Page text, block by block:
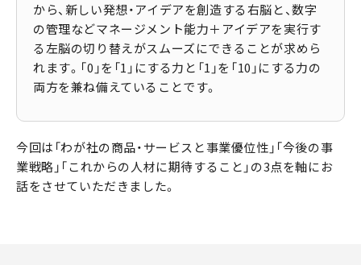
から、新しい発想・アイデアを創造する右脳と、数字
の管理などマネージメント能力＋アイデアを実行す
る左脳の切り替えがスムーズにできることが求めら
れます。「0」を「1」にする力と「1」を「10」にする力の
両方を兼ね備えていることです。
今回は「わが社の商品・サービスと事業優位性」「今後の事
業戦略」「これからの人材に期待すること」の3点を軸にお
話をさせていただきました。